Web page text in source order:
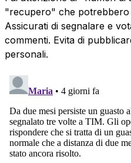
"recupero" che potrebbero
Assicurati di segnalare e
commenti. Evita di
personali.